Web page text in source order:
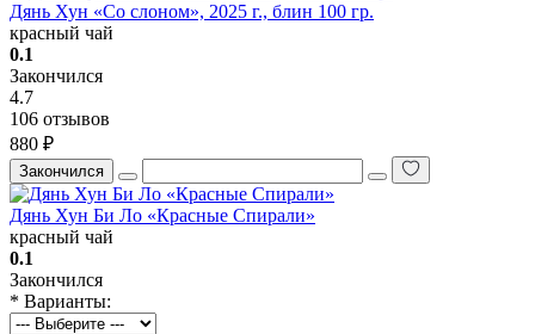
Дянь Хун «Со слоном», 2025 г., блин 100 гр.
красный чай
0.1
Закончился
4.7
106 отзывов
880 ₽
Закончился
Дянь Хун Би Ло «Красные Спирали»
красный чай
0.1
Закончился
* Варианты: